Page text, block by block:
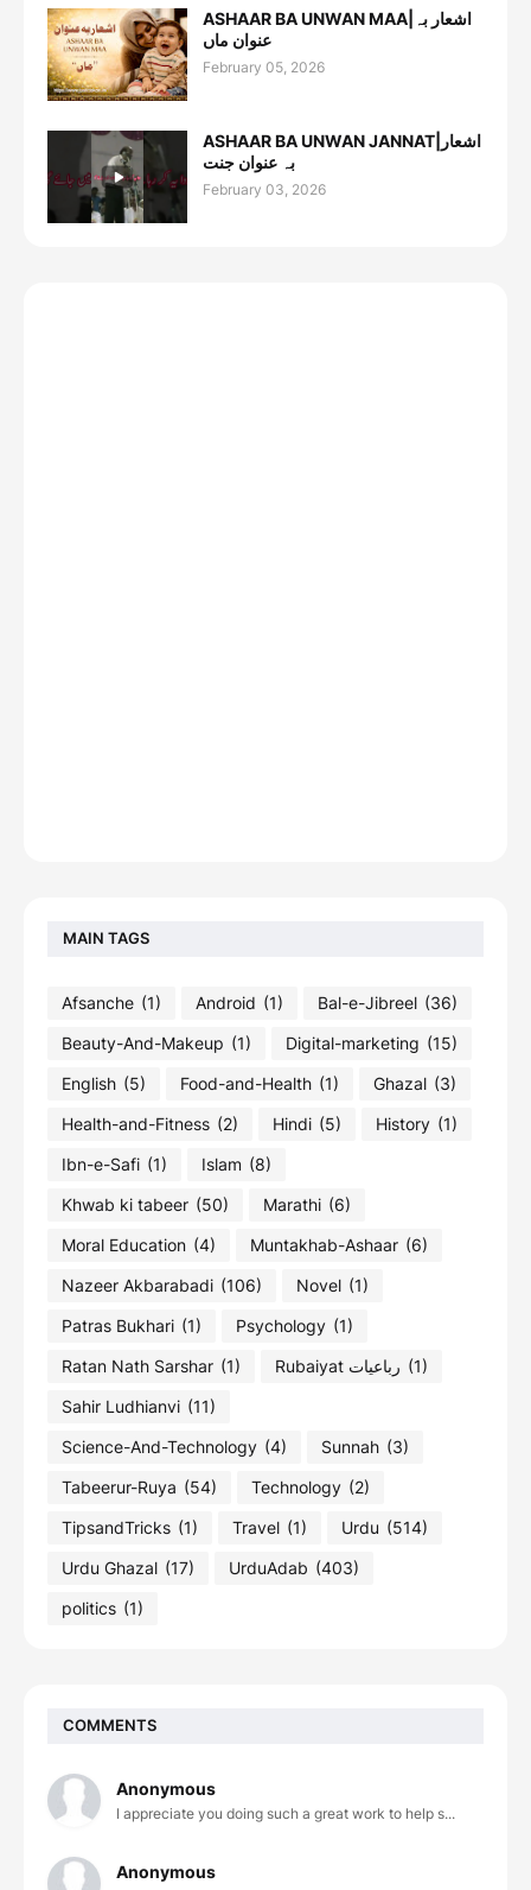
ASHAAR BA UNWAN MAA|اشعار بہ
عنوان ماں
February 05, 2026
ASHAAR BA UNWAN JANNAT|اشعار
بہ عنوان جنت
February 03, 2026
MAIN TAGS
Afsanche (1) Android (1) Bal-e-Jibreel (36)
Beauty-And-Makeup (1) Digital-marketing (15)
English (5) Food-and-Health (1) Ghazal (3)
Health-and-Fitness (2) Hindi (5) History (1)
Ibn-e-Safi (1) Islam (8)
Khwab ki tabeer (50) Marathi (6)
Moral Education (4) Muntakhab-Ashaar (6)
Nazeer Akbarabadi (106) Novel (1)
Patras Bukhari (1) Psychology (1)
Ratan Nath Sarshar (1) Rubaiyat رباعیات (1)
Sahir Ludhianvi (11)
Science-And-Technology (4) Sunnah (3)
Tabeerur-Ruya (54) Technology (2)
TipsandTricks (1) Travel (1) Urdu (514)
Urdu Ghazal (17) UrduAdab (403)
politics (1)
COMMENTS
Anonymous
I appreciate you doing such a great work to help s...
Anonymous